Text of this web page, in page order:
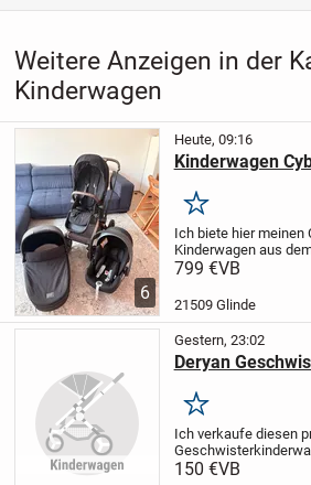
Weitere Anzeigen in der
Kinderwagen
6
Heute, 09:16
Kinderwagen
Merken
Ich biete hier meinen
Kinderwagen aus
Dieser stilvolle
die Wert auf Design
799 €VB
21509 Glinde
Gestern, 23:02
Deryan
Merken
Ich verkaufe diesen
Deryan. Er wurde
150 €VB